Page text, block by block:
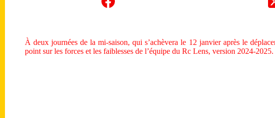
À deux journées de la mi-saison, qui s’achèvera le 12 janvier après le
point sur les forces et les faiblesses de l’équipe du Rc Lens, version 2024-2025.